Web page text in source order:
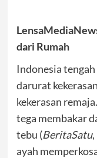
dari Rumah
Indonesia
darurat
kekerasan
tega membakar
tebu (BeritaSatu,
ayah